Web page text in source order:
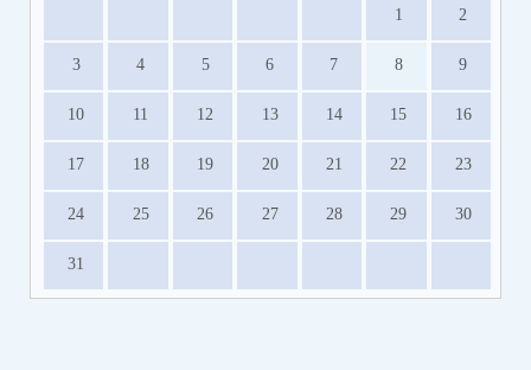
1 2
3 4 5 6 7 8 9
10 11 12 13 14 15 16
17 18 19 20 21 22 23
24 25 26 27 28 29 30
31